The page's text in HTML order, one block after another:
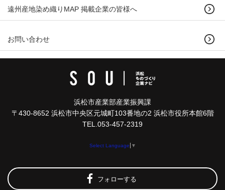
遠州産地染め織りMAP 掲載企業の皆様へ
お問い合わせ
浜松市産業部産業振興課
〒430-8652 浜松市中央区元城町103番地の2 浜松市役所本館6階
TEL.053-457-2319
Select Language ▼
フォローする